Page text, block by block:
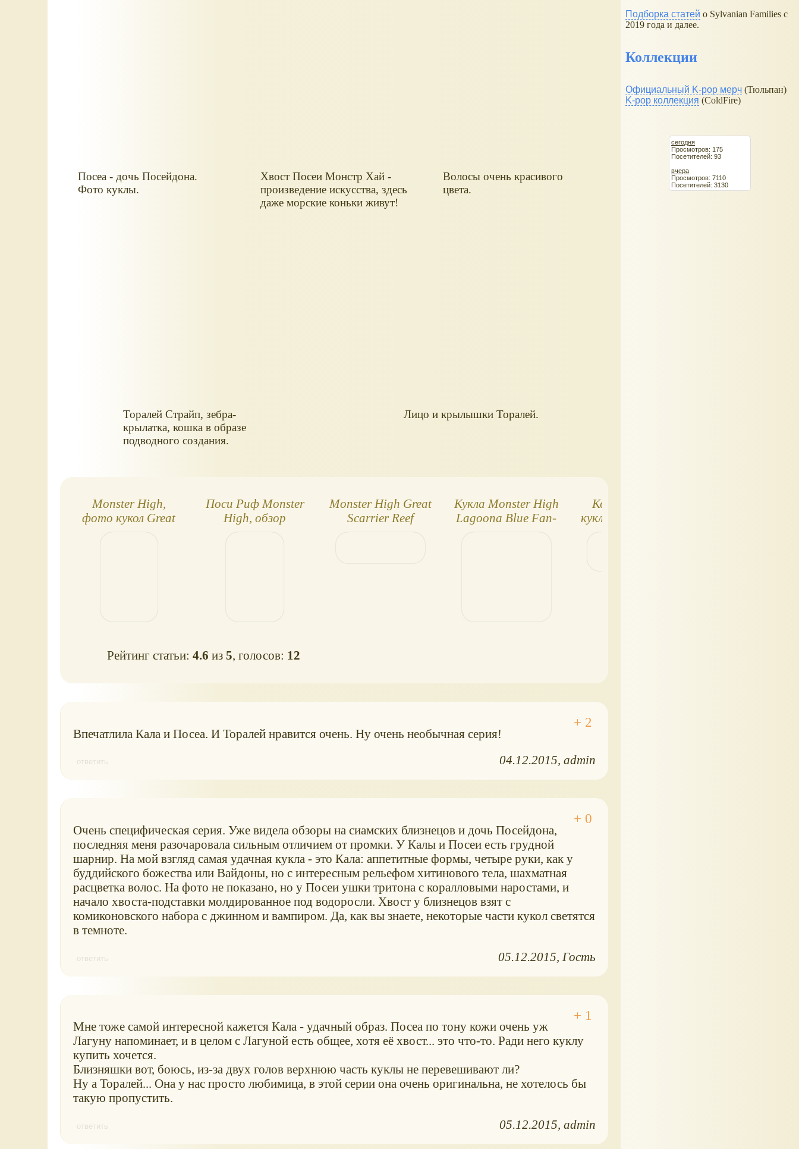
Посеа - дочь Посейдона.
Фото куклы.
Хвост Посеи Монстр Хай -
произведение искусства, здесь
даже морские коньки живут!
Волосы очень красивого
цвета.
Торалей Страйп, зебра-
крылатка, кошка в образе
подводного создания.
Лицо и крылышки Торалей.
Monster High,
фото кукол Great
Поси Риф Monster
High, обзор
Monster High Great
Scarrier Reef
Кукла Monster High
Lagoona Blue Fan-
Коллекционная
кукла Monster High
Рейтинг статьи:4.6 из5, голосов: 12
Впечатлила Кала и Посеа. И Торалей нравится очень. Ну очень необычная серия!
ответить 04.12.2015 admin
Очень специфическая серия. Уже видела обзоры на сиамских близнецов и дочь Посейдона,
последняя меня разочаровала сильным отличием от промки. У Калы и Посеи есть грудной
шарнир. На мой взгляд самая удачная кукла - это Кала: аппетитные формы, четыре руки, как у
буддийского божества или Вайдоны, но с интересным рельефом хитинового тела, шахматная
расцветка волос. На фото не показано, но у Посеи ушки тритона с коралловыми наростами, и
начало хвоста-подставки молдированное под водоросли. Хвост у близнецов взят с
комиконовского набора с джинном и вампиром. Да, как вы знаете, некоторые части кукол светятся
в темноте.
ответить 05.12.2015 Гость
Мне тоже самой интересной кажется Кала - удачный образ. Посеа по тону кожи очень уж
Лагуну напоминает, и в целом с Лагуной есть общее, хотя её хвост... это что-то. Ради него куклу
купить хочется.
Близняшки вот, боюсь, из-за двух голов верхнюю часть куклы не перевешивают ли?
Ну а Торалей... Она у нас просто любимица, в этой серии она очень оригинальна, не хотелось бы
такую пропустить.
ответить 05.12.2015 admin
Подборка статей о Sylvanian Families с
2019 года и далее.
Коллекции
Официальный K-pop мерч (Тюльпан)
K-pop коллекция (ColdFire)
сегодня
Просмотров: 175
Посетителей: 93
вчера
Просмотров: 7110
Посетителей: 3130